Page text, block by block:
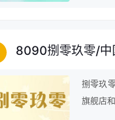
8090捌零玖零/中
捌零玖
旗舰店